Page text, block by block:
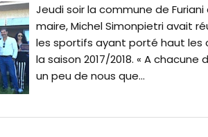
Jeudi soir la commune de
maire, Michel Simonpietri avait
les sportifs ayant porté haut les
la saison 2017/2018. « A
un peu de nous que...